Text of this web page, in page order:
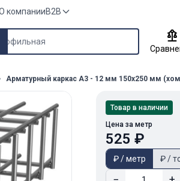
компанииB2B
Арматурный каркас А3 - 12 мм 150х250 мм
Товар в наличии
Цена за метр
525 ₽
₽ / метр ₽ /